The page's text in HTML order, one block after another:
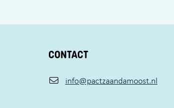
CONTACT
info@pactzaandamoost.nl